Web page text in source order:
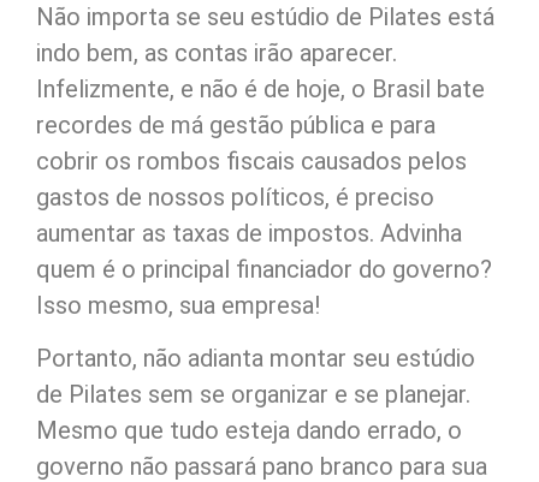
Não importa se seu estúdio de Pilates está
indo bem, as contas irão aparecer.
Infelizmente, e não é de hoje, o Brasil bate
recordes de má gestão pública e para
cobrir os rombos fiscais causados pelos
gastos de nossos políticos, é preciso
aumentar as taxas de impostos. Advinha
quem é o principal financiador do governo?
Isso mesmo, sua empresa!
Portanto, não adianta montar seu estúdio
de Pilates sem se organizar e se planejar.
Mesmo que tudo esteja dando errado, o
governo não passará pano branco para sua